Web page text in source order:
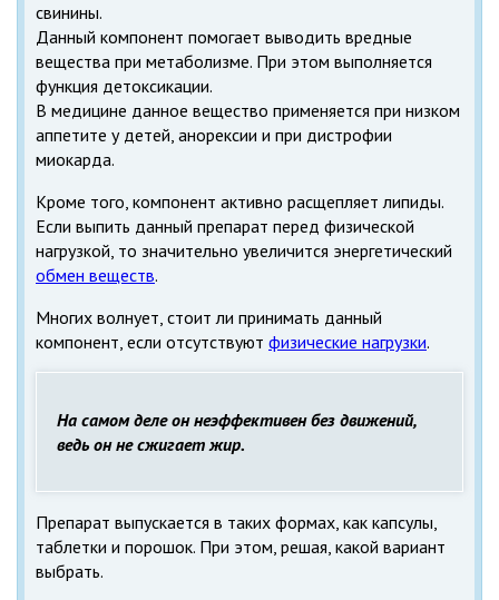
свинины.
Данный компонент помогает выводить вредные
вещества при метаболизме. При этом выполняется
функция детоксикации.
В медицине данное вещество применяется при низком
аппетите у детей, анорексии и при дистрофии
миокарда.
Кроме того, компонент активно расщепляет липиды.
Если выпить данный препарат перед физической
нагрузкой, то значительно увеличится энергетический
обмен веществ.
Многих волнует, стоит ли принимать данный
компонент, если отсутствуют физические нагрузки.
На самом деле он неэффективен без движений,
ведь он не сжигает жир.
Препарат выпускается в таких формах, как капсулы,
таблетки и порошок. При этом, решая, какой вариант
выбрать.